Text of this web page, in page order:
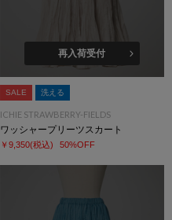
再入荷受付
SALE 洗える
ICHIE STRAWBERRY-FIELDS
ワッシャープリーツスカート
￥9,350(税込) 50%OFF